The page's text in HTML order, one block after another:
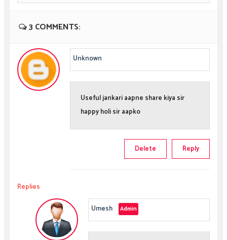
3 COMMENTS:
Unknown
Useful jankari aapne share kiya sir
happy holi sir aapko
Reply
Delete
Replies
Umesh